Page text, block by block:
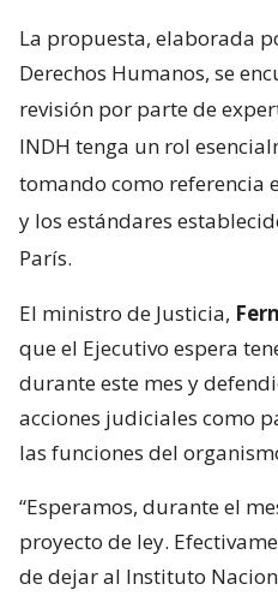
La propuesta, elaborada
Derechos Humanos, se
revisión por parte de
INDH tenga un rol
tomando como referencia
y los estándares
París.
El ministro de Justicia,
que el Ejecutivo espera
durante este mes y
acciones judiciales como
las funciones del
“Esperamos, durante el
proyecto de ley.
de dejar al Instituto